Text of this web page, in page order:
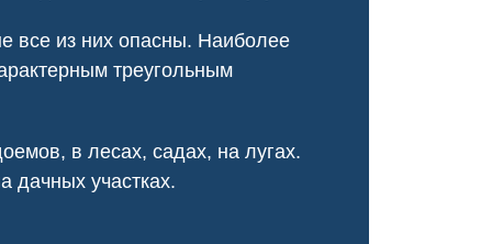
химическую обработку участка,
обезопасив нашу территорию.
все из них опасны. Наиболее
треугольным
в лесах, садах, на лугах.
дачных участках.